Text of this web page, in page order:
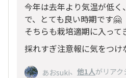
今年は去年より気温が低く
で、とても良い時期です🤗
そちらも栽培適期に入っ
採れすぎ注意報に気をつけ
あおsuki、 他1人がリアク